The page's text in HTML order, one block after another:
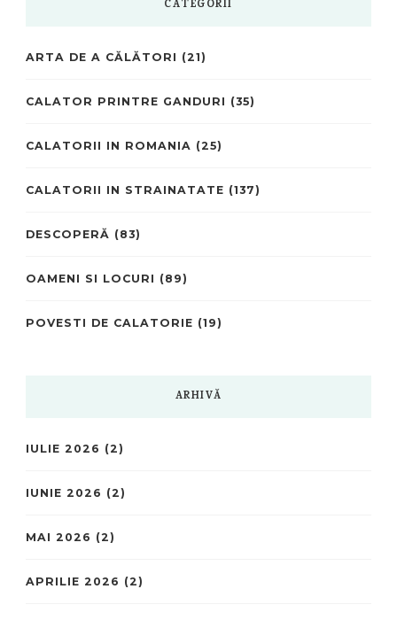
CATEGORII
ARTA DE A CĂLĂTORI (21)
CALATOR PRINTRE GANDURI (35)
CALATORII IN ROMANIA (25)
CALATORII IN STRAINATATE (137)
DESCOPERĂ (83)
OAMENI SI LOCURI (89)
POVESTI DE CALATORIE (19)
ARHIVĂ
IULIE 2026 (2)
IUNIE 2026 (2)
MAI 2026 (2)
APRILIE 2026 (2)